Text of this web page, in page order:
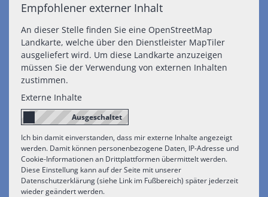
Empfohlener externer Inhalt
An dieser Stelle finden Sie eine OpenStreetMap
Landkarte, welche über den Dienstleister MapTiler
ausgeliefert wird. Um diese Landkarte anzuzeigen
müssen Sie der Verwendung von externen Inhalten
zustimmen.
Externe Inhalte
Ich bin damit einverstanden, dass mir externe Inhalte angezeigt
werden. Damit können personenbezogene Daten, IP-Adresse und
Cookie-Informationen an Drittplattformen übermittelt werden.
Diese Einstellung kann auf der Seite mit unserer
Datenschutzerklärung (siehe Link im Fußbereich) später jederzeit
wieder geändert werden.